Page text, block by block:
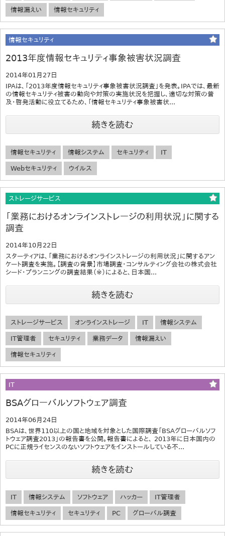
情報漏えい 情報セキュリティ
情報セキュリティ
2013年度情報セキュリティ事象被害状況調査
2014年01月27日
IPAは、「2013年度情報セキュリティ事象被害状況調査」を発表。IPAでは、最新
の情報セキュリティ被害の動向や対策の実施状況を把握し、適切な対策の普
及・啓発活動に役立てるため、「情報セキュリティ事象被害状...
続きを読む
情報セキュリティ 情報システム セキュリティ IT
Webセキュリティ ウイルス
ストレージサービス
「業務におけるオンラインストレージの利用状況」に関する
調査
2014年10月22日
スターティアは、「業務におけるオンラインストレージの利用状況」に関するアン
ケート調査を実施。【調査の背景】市場調査・コンサルティング会社の株式会社
シード・プランニングの調査結果（※）によると、日本国...
続きを読む
ストレージサービス オンラインストレージ IT 情報システム
IT管理者 セキュリティ 業務データ 情報漏えい
情報セキュリティ
IT
BSAグローバルソフトウェア調査
2014年06月24日
BSAは、世界110以上の国と地域を対象とした国際調査「BSAグローバルソフ
トウェア調査2013」の報告書を公開。報告書によると、 2013年に日本国内の
PCに正規ライセンスのないソフトウェアをインストールしている不...
続きを読む
IT 情報システム ソフトウェア ハッカー IT管理者
情報セキュリティ セキュリティ PC グローバル調査